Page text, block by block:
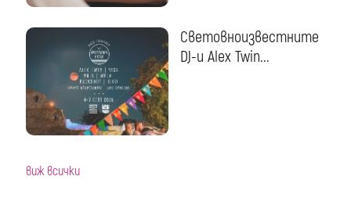
Световноизвестните
DJ-и Alex Twin...
виж всички